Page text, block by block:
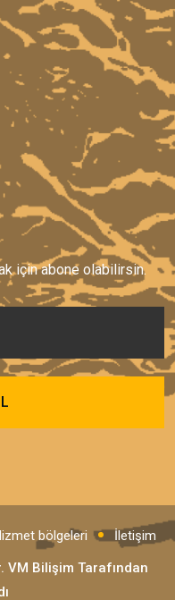
için abone olabilirsin.
bölgeleri
İletişim
VM Bilişim Tarafından